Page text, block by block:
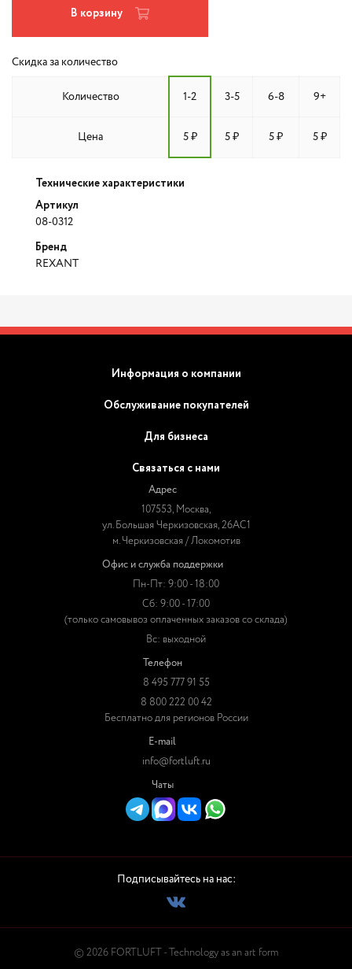
В корзину
Скидка за количество
Количество 1-2 3-5 6-8 9+
Цена 5 ₽ 5 ₽ 5 ₽ 5 ₽
Технические характеристики
Артикул
08-0312
Бренд
REXANT
Информация о компании
Обслуживание покупателей
Для бизнеса
Связаться с нами
Адрес
107553, Москва,
ул. Большая Черкизовская, 26АС1
м. Черкизовская / Локомотив
Офис и служба поддержки
Пн-Пт: 9:00 - 18:00
Сб: 9:00 - 17:00
(только самовывоз оплаченных заказов со склада)
Вс: выходной
Телефон
8 495 777 91 55
8 800 222 00 42
Бесплатно для регионов России
E-mail
info@fortluft.ru
Чаты
Подписывайтесь на нас:
© 2026 FORTLUFT - Technology as an art form